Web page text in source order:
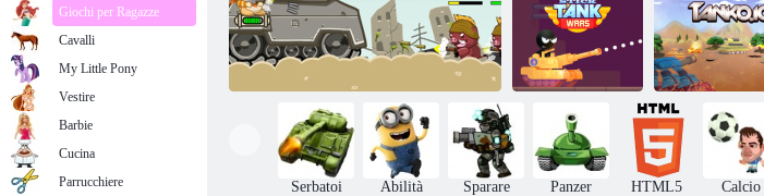
Serbatoio
Struggle
Rombo del carro
armato
Stick Wars Wars
Serbatoi Abilità Sparare Panzer HTML5 Calcio
Giochi per Ragazze
Cavalli
My Little Pony
Vestire
Barbie
Cucina
Parrucchiere